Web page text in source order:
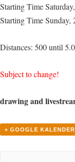
Starting Time
Starting Time Sunday,
Distances: 500 until
Subject to change!
drawing and
+ GOOGLE KALENDER